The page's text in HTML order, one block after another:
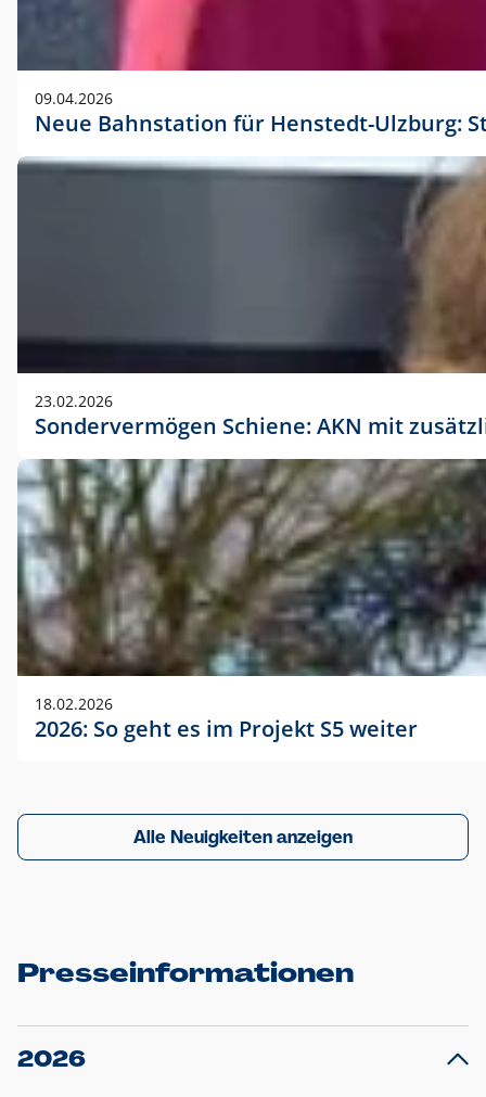
09.04.2026
Neue Bahnstation für Henstedt-Ulzburg:
23.02.2026
Sondervermögen Schiene: AKN mit
18.02.2026
2026: So geht es im Projekt S5 weiter
Alle Neuigkeiten anzeigen
Presseinformationen
2026